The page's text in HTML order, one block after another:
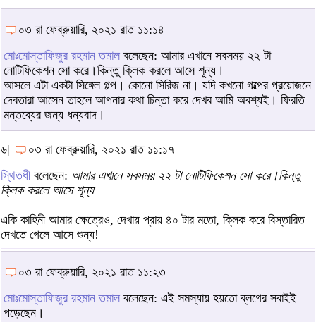
০৩ রা ফেব্রুয়ারি, ২০২১ রাত ১১:১৪
মোঃমোস্তাফিজুর রহমান তমাল বলেছেন: আমার এখানে সবসময় ২২ টা
নোটিফিকেশন সো করে।কিন্তু ক্লিক করলে আসে শূন্য।
আসলে এটা একটা সিঙ্গেল গল্প। কোনো সিরিজ না। যদি কখনো গল্পের প্রয়োজনে
দেবতারা আসেন তাহলে আপনার কথা চিন্তা করে দেখব আমি অবশ্যই। ফিরতি
মন্তব্যের জন্য ধন্যবাদ।
৬|
০৩ রা ফেব্রুয়ারি, ২০২১ রাত ১১:১৭
স্থিতধীবলেছেন: আমার এখানে সবসময় ২২ টা নোটিফিকেশন সো করে।কিন্তু
ক্লিক করলে আসে শূন্য
একি কাহিনী আমার ক্ষেত্রেও, দেখায় প্রায় ৪০ টার মতো, ক্লিক করে বিস্তারিত
দেখতে গেলে আসে শুন্য!
০৩ রা ফেব্রুয়ারি, ২০২১ রাত ১১:২৩
মোঃমোস্তাফিজুর রহমান তমাল বলেছেন: এই সমস্যায় হয়তো ব্লগের সবাইই
পড়েছেন।